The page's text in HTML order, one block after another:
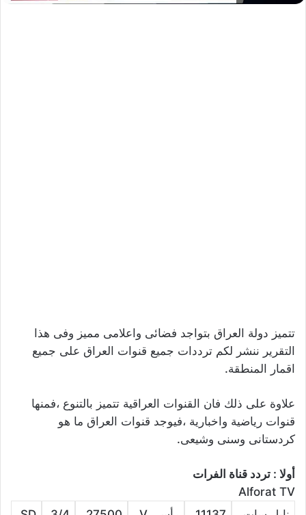
تتميز دولة العراق بتواجد فضائى واعلامى مميز وفى هذا
التقرير ننشر لكم ترددات جميع قنوات العراق على جميع
اقمار المنطقة.
علاوة على ذلك فان القنوات العراقية تتميز بالتنوع ،فمنها
قنوات رياضية واخبارية ،فيوجد قنوات العراق ما هو
كردستانى وسنى وشيعى.
أولا : تردد قناة الفرات
Alforat TV